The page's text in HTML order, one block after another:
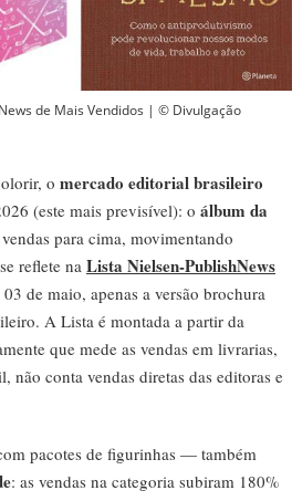
de Mais Vendidos | © Divulgação
o mercado editorial brasileiro
(este mais previsível): o álbum da
para cima, movimentando
reflete na Lista Nielsen-PublishNews
de maio, apenas a versão brochura
A Lista é montada a partir da
que mede as vendas em livrarias,
não conta vendas diretas das editoras e
pacotes de figurinhas — também
: as vendas na categoria subiram 180%